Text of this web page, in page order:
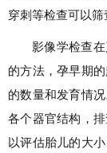
穿刺等检查可以筛
影像学检查
的方法，孕早期
的数量和发育情
各个器官结构，
以评估胎儿的大